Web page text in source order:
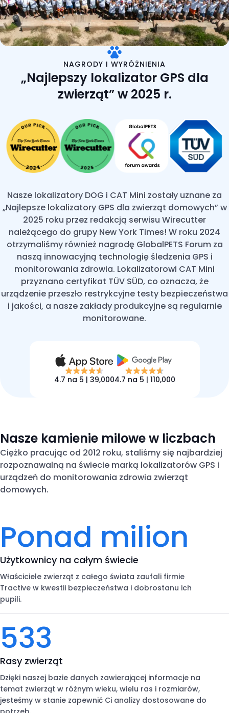
NAGRODY I WYRÓŻNIENIA
„Najlepszy lokalizator GPS dla
zwierząt” w 2025 r.
Nasze lokalizatory DOG i CAT Mini zostały uznane za
„Najlepsze lokalizatory GPS dla zwierząt domowych” w
2025 roku przez redakcją serwisu Wirecutter
należącego do grupy New York Times! W roku 2024
otrzymaliśmy również nagrodę GlobalPETS Forum za
naszą innowacyjną technologię śledzenia GPS i
monitorowania zdrowia. Lokalizatorowi CAT Mini
przyznano certyfikat TÜV SÜD, co oznacza, że
urządzenie przeszło restrykcyjne testy bezpieczeństwa
i jakości, a nasze zakłady produkcyjne są regularnie
monitorowane.
4.7 na 5 | 39,0004.7 na 5 | 110,000
Nasze kamienie milowe w liczbach
Ciężko pracując od 2012 roku, staliśmy się najbardziej
rozpoznawalną na świecie marką lokalizatorów GPS i
urządzeń do monitorowania zdrowia zwierząt
domowych.
Ponad milion
Użytkownicy na całym świecie
Właściciele zwierząt z całego świata zaufali firmie
Tractive w kwestii bezpieczeństwa i dobrostanu ich
pupili.
533
Rasy zwierząt
Dzięki naszej bazie danych zawierającej informacje na
temat zwierząt w różnym wieku, wielu ras i rozmiarów,
jesteśmy w stanie zapewnić Ci analizy dostosowane do